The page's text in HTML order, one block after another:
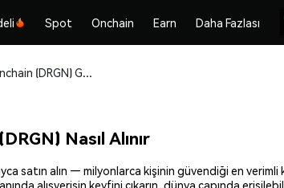
Spot Onchain Earn Daha Fazlası
Dragonchain (DRGN) Güvenle Satın Alın ve Saklayın
Nasıl Alınır
satın alın — milyonlarca kişinin güvendiği en
alışverişin keyfini çıkarın, dünya çapında